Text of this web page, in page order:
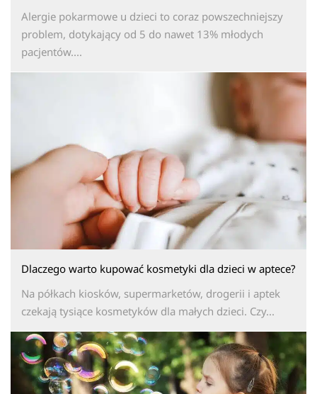
Alergie pokarmowe u dzieci to coraz powszechniejszy
problem, dotykający od 5 do nawet 13% młodych
pacjentów....
Dlaczego warto kupować kosmetyki dla dzieci w aptece?
Na półkach kiosków, supermarketów, drogerii i aptek
czekają tysiące kosmetyków dla małych dzieci. Czy...